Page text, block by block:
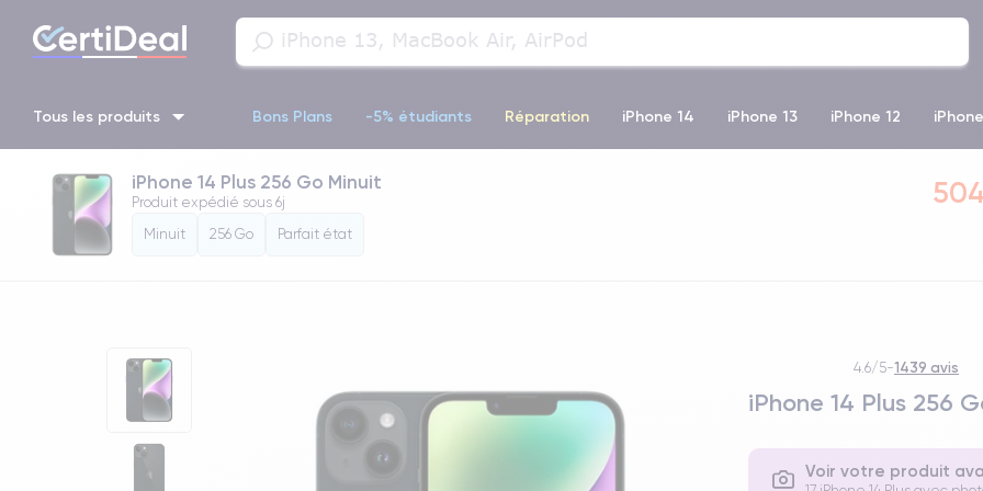
Tous les produits Bons Plans -5% étudiants Réparation iPhone 14 iPhone 13 iPhone 12
iPhone 16 iPhone 14 Pro iPhone 13 Pro
iPhone 11 Pro
iPhone 14 Plus 256 Go Minuit
Produit expédié sous 6j
Minuit
256 Go Parfait état
4.6/5-1439 avis
iPhone 14 Plus 256
Voir votre produit